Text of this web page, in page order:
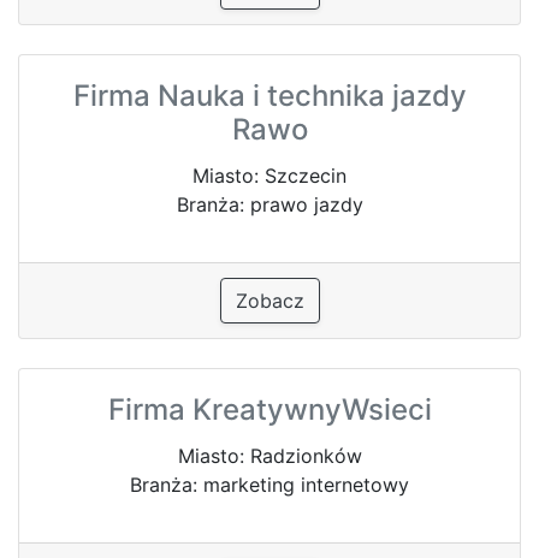
Firma Nauka i technika jazdy
Rawo
Miasto: Szczecin
Branża: prawo jazdy
Zobacz
Firma KreatywnyWsieci
Miasto: Radzionków
Branża: marketing internetowy